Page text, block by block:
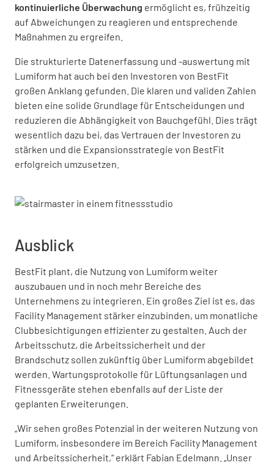
kontinuierliche Überwachung ermöglicht es, frühzeitig
auf Abweichungen zu reagieren und entsprechende
Maßnahmen zu ergreifen.
Die strukturierte Datenerfassung und -auswertung mit
Lumiform hat auch bei den Investoren von BestFit
großen Anklang gefunden. Die klaren und validen Zahlen
bieten eine solide Grundlage für Entscheidungen und
reduzieren die Abhängigkeit von Bauchgefühl. Dies trägt
wesentlich dazu bei, das Vertrauen der Investoren zu
stärken und die Expansionsstrategie von BestFit
erfolgreich umzusetzen.
Ausblick
BestFit plant, die Nutzung von Lumiform weiter
auszubauen und in noch mehr Bereiche des
Unternehmens zu integrieren. Ein großes Ziel ist es, das
Facility Management stärker einzubinden, um monatliche
Clubbesichtigungen effizienter zu gestalten. Auch der
Arbeitsschutz, die Arbeitssicherheit und der
Brandschutz sollen zukünftig über Lumiform abgebildet
werden. Wartungsprotokolle für Lüftungsanlagen und
Fitnessgeräte stehen ebenfalls auf der Liste der
geplanten Erweiterungen.
„Wir sehen großes Potenzial in der weiteren Nutzung von
Lumiform, insbesondere im Bereich Facility Management
und Arbeitssicherheit,“ erklärt Fabian Edelmann. „Unser